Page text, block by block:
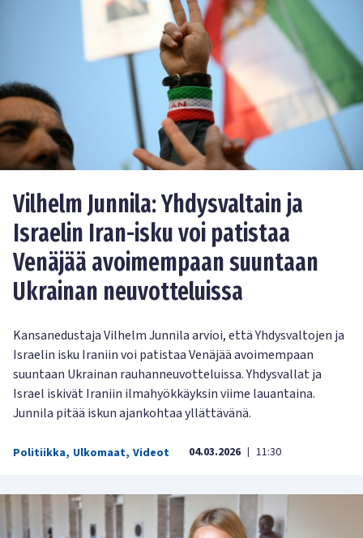
Vilhelm Junnila: Yhdysvaltain ja
Israelin Iran-isku voi patistaa
Venäjää avoimempaan suuntaan
Ukrainan neuvotteluissa
Kansanedustaja Vilhelm Junnila arvioi, että Yhdysvaltojen ja
Israelin isku Iraniin voi patistaa Venäjää avoimempaan
suuntaan Ukrainan rauhanneuvotteluissa. Yhdysvallat ja
Israel iskivät Iraniin ilmahyökkäyksin viime lauantaina.
Junnila pitää iskun ajankohtaa yllättävänä.
Politiikka, Ulkomaat, Videot 04.03.2026 | 11:30